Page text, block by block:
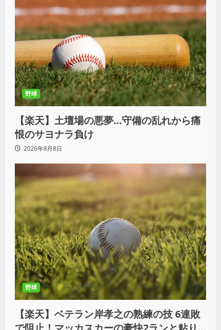
野球
【楽天】土壇場の悪夢…守備の乱れから痛
恨のサヨナラ負け
2026年8月8日
野球
【楽天】ベテラン岸孝之の熟練の技 6連敗